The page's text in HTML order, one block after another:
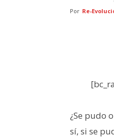
Por Re-
¿Se pudo
sí, si se